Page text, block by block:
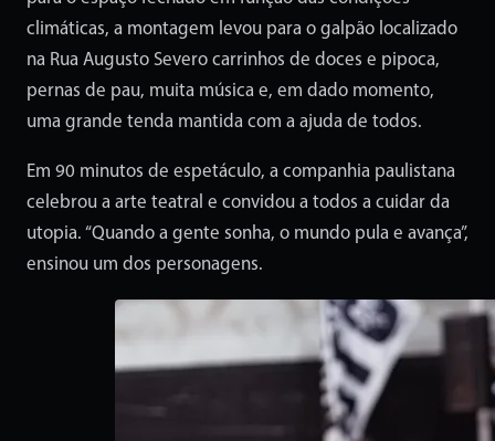
climáticas, a montagem levou para o galpão localizado
na Rua Augusto Severo carrinhos de doces e pipoca,
pernas de pau, muita música e, em dado momento,
uma grande tenda mantida com a ajuda de todos.
Em 90 minutos de espetáculo, a companhia paulistana
celebrou a arte teatral e convidou a todos a cuidar da
utopia. “Quando a gente sonha, o mundo pula e avança”,
ensinou um dos personagens.